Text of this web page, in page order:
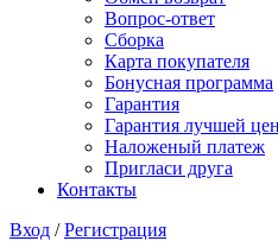
Вопрос-ответ
Сборка
Карта покупателя
Бонусная программа
Гарантия
Гарантия лучшей
Наложеный платеж
Пригласи друга
Контакты
Вход / Регистрация